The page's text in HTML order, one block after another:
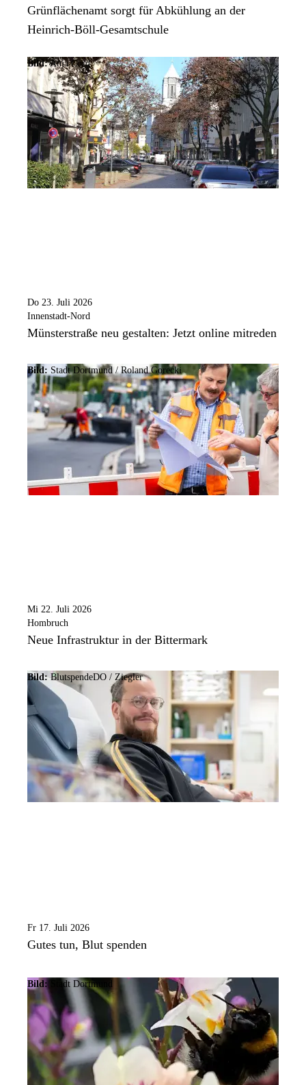
Grünflächenamt sorgt für Abkühlung an der
Heinrich-Böll-Gesamtschule
Bild: Anja Cord
Do 23. Juli 2026
Innenstadt-Nord
Münsterstraße neu gestalten: Jetzt online mitreden
Bild: Stadt Dortmund / Roland Gorecki
Mi 22. Juli 2026
Hombruch
Neue Infrastruktur in der Bittermark
Bild: BlutspendeDO / Ziegler
Fr 17. Juli 2026
Gutes tun, Blut spenden
Bild: Stadt Dortmund